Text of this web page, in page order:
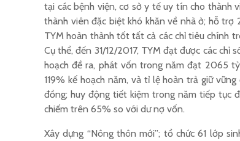
tại các bệnh viện, cơ sở y tế uy tín cho thành
thành viên đặc biệt khó khăn về nhà ở; hỗ
TYM hoàn thành tốt tất cả các chỉ tiêu chính
Cụ thể, đến 31/12/2017, TYM đạt được các chỉ
hoạch đề ra, phát vốn trong năm đạt 2065
119% kế hoạch năm, và tỉ lệ hoàn trả giữ
đồng; huy động tiết kiệm trong năm tiếp tục
chiếm trên 65% so với dư nợ vốn.
Xây dựng “Nông thôn mới”; tổ chức 61 lớp